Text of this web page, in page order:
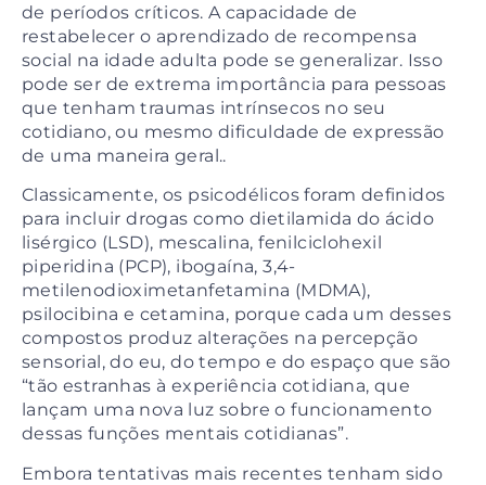
de períodos críticos. A capacidade de
restabelecer o aprendizado de recompensa
social na idade adulta pode se generalizar. Isso
pode ser de extrema importância para pessoas
que tenham traumas intrínsecos no seu
cotidiano, ou mesmo dificuldade de expressão
de uma maneira geral..
Classicamente, os psicodélicos foram definidos
para incluir drogas como dietilamida do ácido
lisérgico (LSD), mescalina, fenilciclohexil
piperidina (PCP), ibogaína, 3,4-
metilenodioximetanfetamina (MDMA),
psilocibina e cetamina, porque cada um desses
compostos produz alterações na percepção
sensorial, do eu, do tempo e do espaço que são
“tão estranhas à experiência cotidiana, que
lançam uma nova luz sobre o funcionamento
dessas funções mentais cotidianas”.
Embora tentativas mais recentes tenham sido